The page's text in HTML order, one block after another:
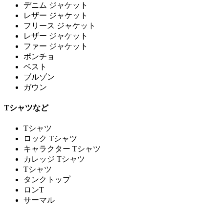
デニム ジャケット
レザー ジャケット
フリース ジャケット
レザー ジャケット
ファー ジャケット
ポンチョ
ベスト
ブルゾン
ガウン
Tシャツなど
Tシャツ
ロック Tシャツ
キャラクター Tシャツ
カレッジ Tシャツ
Tシャツ
タンクトップ
ロンT
サーマル